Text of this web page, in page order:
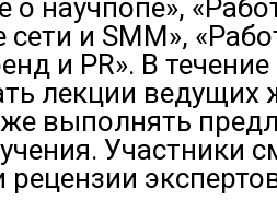
о научпопе»,
и SMM»,
и PR». В
лекции ведущих
выполнять
Участники
рецензии